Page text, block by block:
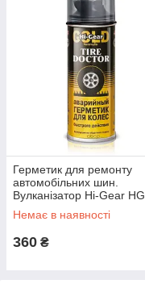
Герметик для ремонту
автомобільних шин.
Вулканізатор Hi-Gear HG
5339 456 мл. Шинні
ремкомплекти
Немає в наявності
360 ₴